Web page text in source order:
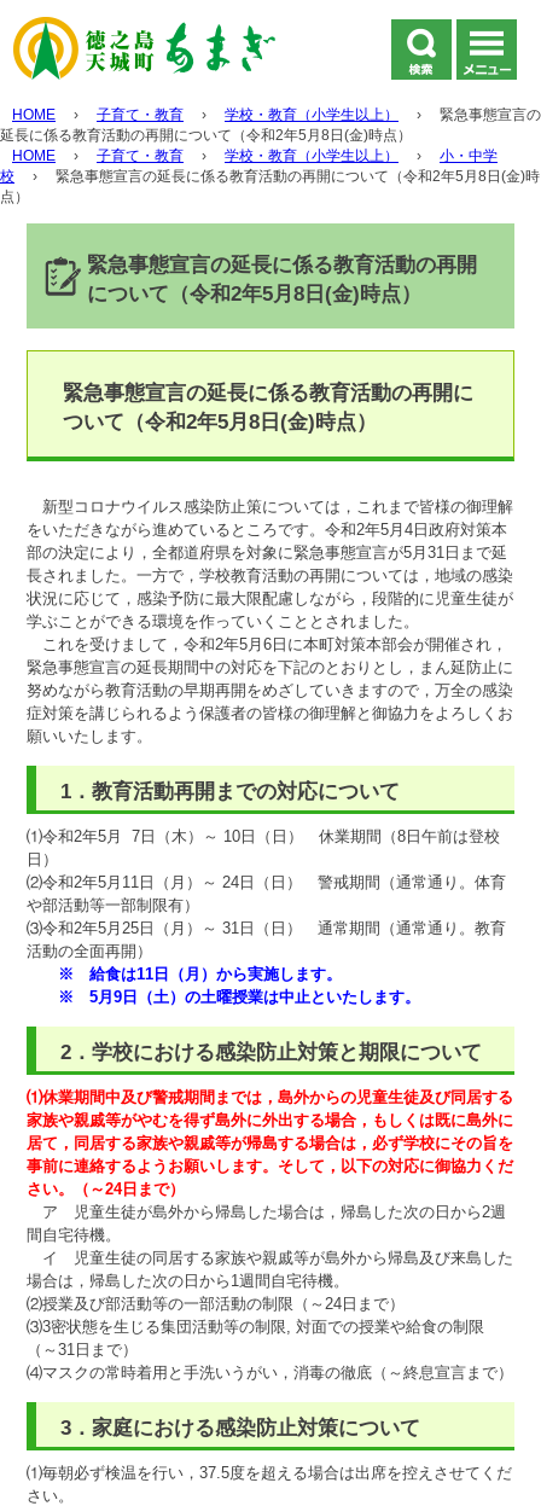
HOME › 子育て・教育 › 学校・教育（小学生以上） ›
緊急事態宣言の
延長に係る教育活動の再開について（令和2年5月8日(金)時点）
HOME
› 子育て・教育 › 学校・教育（小学生以上） ›
小・中学
校
›
緊急事態宣言の延長に係る教育活動の再開について（令和2年5月8日(金)時
点）
緊急事態宣言の延長に係る教育活動の再開
について（令和2年5月8日(金)時点）
緊急事態宣言の延長に係る教育活動の再開に
ついて（令和2年5月8日(金)時点）
新型コロナウイルス感染防止策については，これまで皆様の御理解
をいただきながら進めているところです。令和2年5月4日政府対策本
部の決定により，全都道府県を対象に緊急事態宣言が5月31日まで延
長されました。一方で，学校教育活動の再開については，地域の感染
状況に応じて，感染予防に最大限配慮しながら，段階的に児童生徒が
学ぶことができる環境を作っていくこととされました。
これを受けまして，令和2年5月6日に本町対策本部会が開催され，
緊急事態宣言の延長期間中の対応を下記のとおりとし，まん延防止に
努めながら教育活動の早期再開をめざしていきますので，万全の感染
症対策を講じられるよう保護者の皆様の御理解と御協力をよろしくお
願いいたします。
1．教育活動再開までの対応について
⑴令和2年5月 7日（木）～ 10日（日） 休業期間（8日午前は登校
日）
⑵令和2年5月11日（月）～ 24日（日） 警戒期間（通常通り。体育
や部活動等一部制限有）
⑶令和2年5月25日（月）～ 31日（日） 通常期間（通常通り。教育
活動の全面再開）
※ 給食は11日（月）から実施します。
※ 5月9日（土）の土曜授業は中止といたします。
2．学校における感染防止対策と期限について
⑴休業期間中及び警戒期間までは，島外からの児童生徒及び同居する
家族や親戚等がやむを得ず島外に外出する場合，もしくは既に島外に
居て，同居する家族や親戚等が帰島する場合は，必ず学校にその旨を
事前に連絡するようお願いします。そして，以下の対応に御協力くだ
さい。（～24日まで）
ア 児童生徒が島外から帰島した場合は，帰島した次の日から2週
間自宅待機。
イ 児童生徒の同居する家族や親戚等が島外から帰島及び来島した
場合は，帰島した次の日から1週間自宅待機。
⑵授業及び部活動等の一部活動の制限（～24日まで）
⑶3密状態を生じる集団活動等の制限, 対面での授業や給食の制限
（～31日まで）
⑷マスクの常時着用と手洗いうがい，消毒の徹底（～終息宣言まで）
3．家庭における感染防止対策について
⑴毎朝必ず検温を行い，37.5度を超える場合は出席を控えさせてくだ
さい。